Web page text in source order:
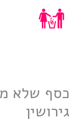
כסף שלא
גירושין